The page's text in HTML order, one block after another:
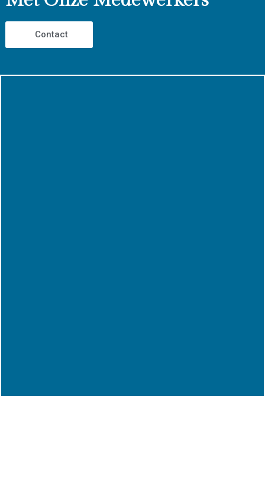
Contact